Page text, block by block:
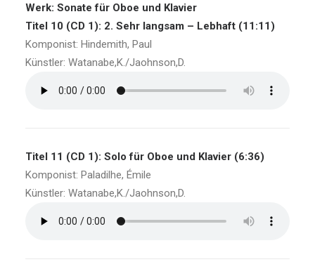
Werk: Sonate für Oboe und Klavier
Titel 10 (CD 1): 2. Sehr langsam – Lebhaft (11:11)
Komponist: Hindemith, Paul
Künstler: Watanabe,K./Jaohnson,D.
Titel 11 (CD 1): Solo für Oboe und Klavier (6:36)
Komponist: Paladilhe, Émile
Künstler: Watanabe,K./Jaohnson,D.